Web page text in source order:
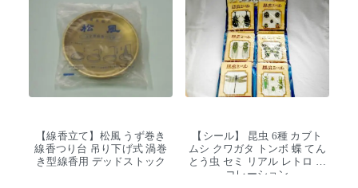
【線香立て】松風 うず巻き
線香つり台 吊り下げ式 渦巻
き型線香用 デッドストック
【シール】 昆虫 6種 カブト
ムシ クワガタ トンボ 蝶 てん
とう虫 セミ リアル レトロ デ
コレーション